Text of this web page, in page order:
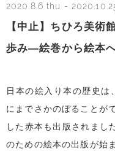
2020.8.6 thu -
【中止】ちひろ美
歩み―絵巻から絵本
日本の絵入り本の歴史
にまでさかのぼることが
した赤本も出版されまし
のための絵本の出版が始